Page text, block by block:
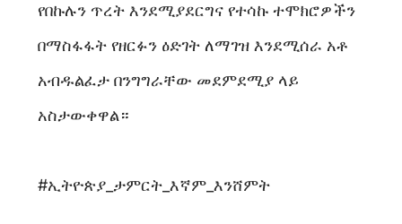
የበኩሉን ጥረት እንደሚያደርግና የተሳኩ ተሞክሮዎችን
በማስፋፋት የዘርፉን ዕድገት ለማገዝ እንደሚሰራ አቶ
አብዱልፈታ በንግግራቸው መደምደሚያ ላይ
አስታውቀዋል።
#ኢትዮጵያ_ታምርት_እኛም_እንሸምት